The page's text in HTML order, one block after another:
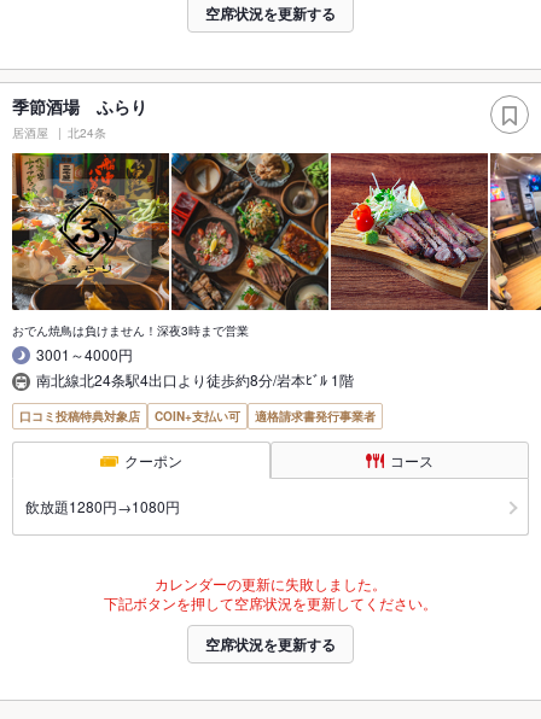
空席状況を更新する
季節酒場 ふらり
居酒屋 北24条
おでん焼鳥は負けません！深夜3時まで営業
3001～4000円
南北線北24条駅4出口より徒歩約8分/岩本ﾋﾞﾙ 1階
口コミ投稿特典対象店 COIN+支払い可 適格請求書発行事業者
クーポン コース
飲放題1280円→1080円
カレンダーの更新に失敗しました。
下記ボタンを押して空席状況を更新してください。
空席状況を更新する